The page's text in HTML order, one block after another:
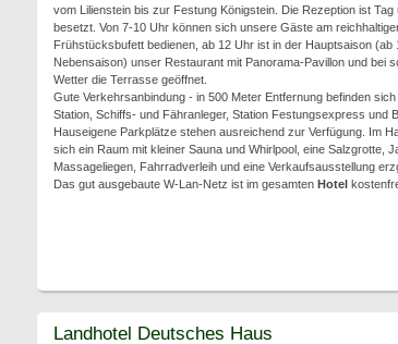
vom Lilienstein bis zur Festung Königstein. Die Rezeption ist Tag
besetzt. Von 7-10 Uhr können sich unsere Gäste am
Frühstücksbufett bedienen, ab 12 Uhr ist in der Hauptsaison (ab
Nebensaison) unser Restaurant mit Panorama-Pavillon und bei
Wetter die Terrasse geöffnet.
Gute Verkehrsanbindung - in 500 Meter Entfernung befinden
Station, Schiffs- und Fähranleger, Station Festungsexpress und
Hauseigene Parkplätze stehen ausreichend zur Verfügung. Im
sich ein Raum mit kleiner Sauna und Whirlpool, eine Salzgrotte,
Massageliegen, Fahrradverleih und eine Verkaufsausstellung
Das gut ausgebaute W-Lan-Netz ist im gesamten Hotel
Landhotel Deutsches Haus